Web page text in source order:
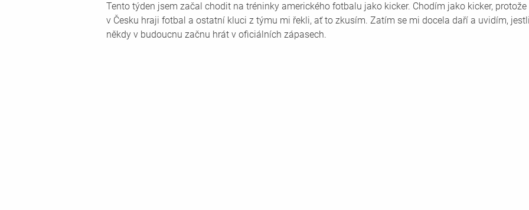
Tento týden jsem začal chodit na tréninky amerického fotbalu jako kicker. Chodím jako kicker, protože
v Česku hraji fotbal a ostatní kluci z týmu mi řekli, ať to zkusím. Zatím se mi docela daří a uvidím,
někdy v budoucnu začnu hrát v oficiálních zápasech.